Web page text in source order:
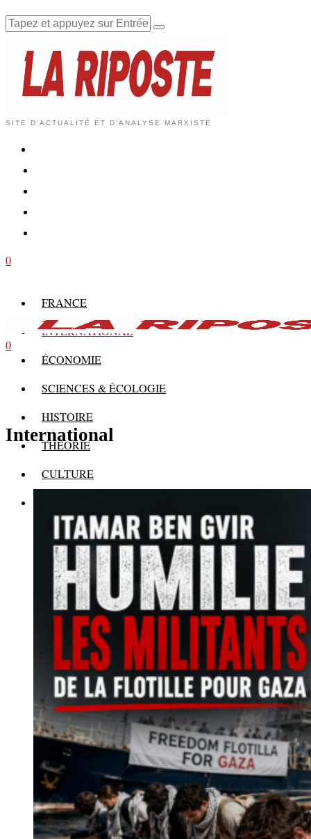
SITE D'ACTUALITÉ ET D'ANALYSE MARXISTE
0
FRANCE
INTERNATIONAL
ÉCONOMIE
SCIENCES & ÉCOLOGIE
HISTOIRE
THÉORIE
CULTURE
0
International